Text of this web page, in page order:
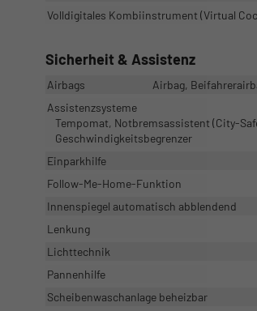
Volldigitales Kombiinstrument (Virtual
Sicherheit & Assistenz
Airbags
Airbag,
Assistenzsysteme
Tempomat, Notbremsassistent (City-
Geschwindigkeitsbegrenzer
Einparkhilfe
Follow-Me-Home-Funktion
Innenspiegel automatisch abblendend
Lenkung
Lichttechnik
Pannenhilfe
Scheibenwaschanlage beheizbar